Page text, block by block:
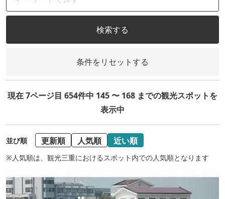
検索する
条件をリセットする
現在 7ページ目 654件中 145 〜 168 までの観光スポットを
表示中
並び順 更新順 人気順 近い順
※人気順は、観光三重におけるスポット内での人気順となります